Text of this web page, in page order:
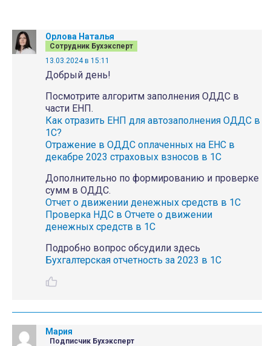
Орлова Наталья
Сотрудник Бухэксперт
13.03.2024 в 15:11
Добрый день!
Посмотрите алгоритм заполнения ОДДС в
части ЕНП.
Как отразить ЕНП для автозаполнения ОДДС в
1С?
Отражение в ОДДС оплаченных на ЕНС в
декабре 2023 страховых взносов в 1С
Дополнительно по формированию и проверке
сумм в ОДДС.
Отчет о движении денежных средств в 1С
Проверка НДС в Отчете о движении
денежных средств в 1С
Подробно вопрос обсудили здесь
Бухгалтерская отчетность за 2023 в 1С
Мария
Подписчик Бухэксперт